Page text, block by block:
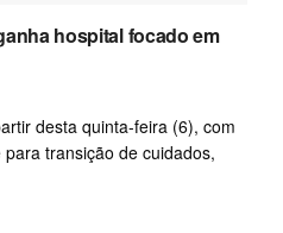
hospital focado em
desta quinta-feira (6), com
transição de cuidados,